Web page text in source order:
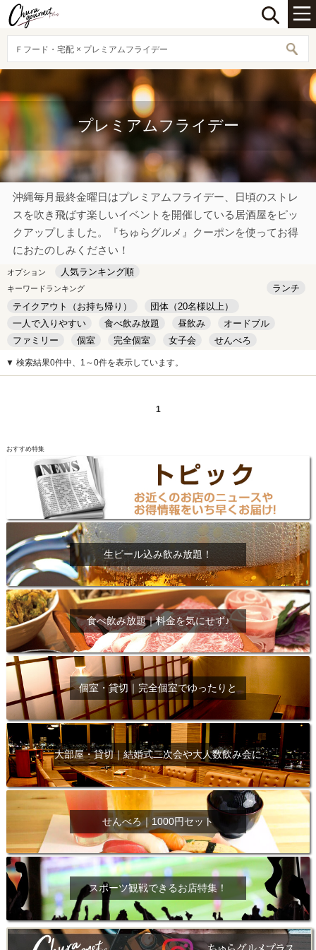
Ｆフード・宅配 × プレミアムフライデー
プレミアムフライデー
沖縄毎月最終金曜日はプレミアムフライデー、日頃のストレ
スを吹き飛ばす楽しいイベントを開催している居酒屋をピッ
クアップしました。『ちゅらグルメ』クーポンを使ってお得
におたのしみください！
オプション 人気ランキング順
キーワードランキング
ランチ
テイクアウト（お持ち帰り）
団体（20名様以上）
一人で入りやすい
食べ飲み放題 昼飲み
オードブル
ファミリー
個室 完全個室 女子会
せんべろ
キッズルーム
安い デート
▼ 検索結果0件中、1～0件を表示しています。
1
おすすめ特集
生ビール込み飲み放題！
食べ飲み放題｜料金を気にせず♪
個室・貸切｜完全個室でゆったりと
大部屋・貸切｜結婚式二次会や大人数飲み会に
せんべろ｜1000円セット
スポーツ観戦できるお店特集！